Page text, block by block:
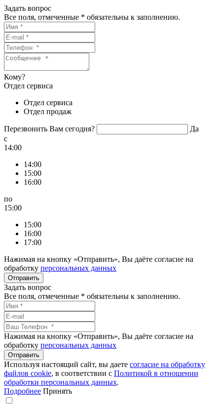
Задать вопрос
Все поля, отмеченные * обязательны к заполнению.
Кому?
Отдел сервиса
Отдел сервиса
Отдел продаж
Перезвонить Вам сегодня?
Да
c
14:00
14:00
15:00
16:00
по
15:00
15:00
16:00
17:00
Нажимая на кнопку «Отправить», Вы даёте согласие на
обработку персональных данных
Задать вопрос
Все поля, отмеченные * обязательны к заполнению.
Нажимая на кнопку «Отправить», Вы даёте согласие на
обработку персональных данных
Используя настоящий сайт, вы даете согласие на обработку
файлов сookie, в соответствии с Политикой в отношении
обработки персональных данных.
Подробнее Принять